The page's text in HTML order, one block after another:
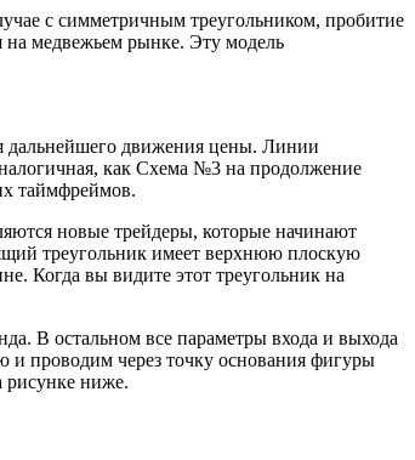
с симметричным треугольником, пробитие
на медвежьем рынке. Эту модель
дальнейшего движения цены. Линии
как Схема №3 на продолжение
таймфреймов.
новые трейдеры, которые начинают
треугольник имеет верхнюю плоскую
Когда вы видите этот треугольник на
В остальном все параметры входа и выхода
проводим через точку основания фигуры
рисунке ниже.